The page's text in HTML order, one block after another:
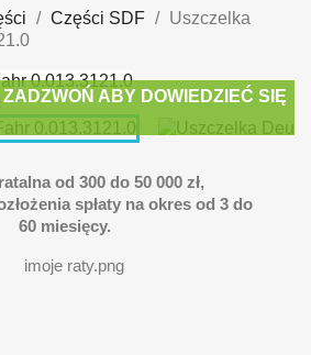
Części SDF
Uszczelka
ABY DOWIEDZIEĆ SIĘ
od 300 do 50 000 zł,
spłaty na okres od 3 do
60 miesięcy.